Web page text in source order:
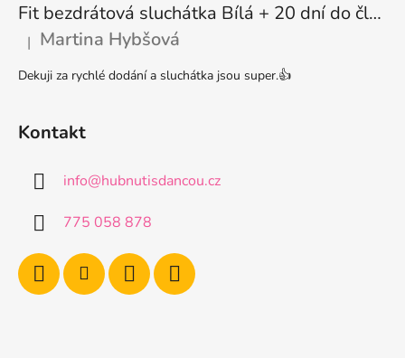
Fit bezdrátová sluchátka Bílá + 20 dní do členství + seznam písniček i audioknih
Hodnocení produktu je 5 z 5 hvězdiček.
| Martina Hybšová
Dekuji za rychlé dodání a sluchátka jsou super.👍
Kontakt
info@hubnutisdancou.cz
775 058 878